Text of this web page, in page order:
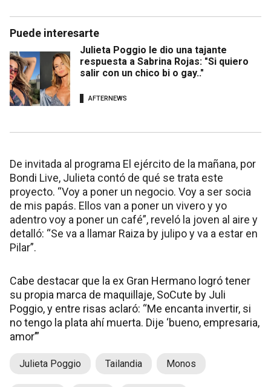
Puede interesarte
Julieta Poggio le dio una tajante
respuesta a Sabrina Rojas: "Si quiero
salir con un chico bi o gay.."
AFTERNEWS
De invitada al programa El ejército de la mañana, por
Bondi Live, Julieta contó de qué se trata este
proyecto. “Voy a poner un negocio. Voy a ser socia
de mis papás. Ellos van a poner un vivero y yo
adentro voy a poner un café”, reveló la joven al aire y
detalló: “Se va a llamar Raiza by julipo y va a estar en
Pilar”.
Cabe destacar que la ex Gran Hermano logró tener
su propia marca de maquillaje, SoCute by Juli
Poggio, y entre risas aclaró: “Me encanta invertir, si
no tengo la plata ahí muerta. Dije ‘bueno, empresaria,
amor’”
Julieta Poggio Tailandia Monos